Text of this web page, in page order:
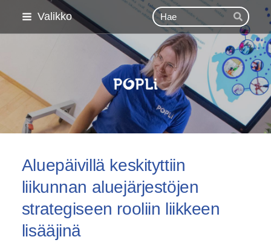
Siirry
Valikko
Haku
Hae
Pohjois-Pohjanmaan
Aluepäivillä keskityttiin
liikunnan aluejärjestöjen
strategiseen rooliin liikkeen
lisääjinä